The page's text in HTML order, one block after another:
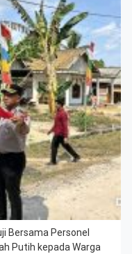
Bersama Personel
Putih kepada Warga